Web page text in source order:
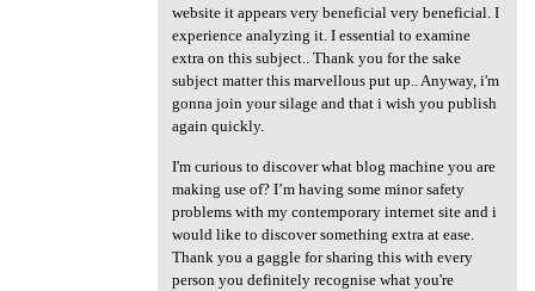
website it appears very beneficial very beneficial. I
experience analyzing it. I essential to examine
extra on this subject.. Thank you for the sake
subject matter this marvellous put up.. Anyway, i'm
gonna join your silage and that i wish you publish
again quickly.
I'm curious to discover what blog machine you are
making use of? I’m having some minor safety
problems with my contemporary internet site and i
would like to discover something extra at ease.
Thank you a gaggle for sharing this with every
person you definitely recognise what you're